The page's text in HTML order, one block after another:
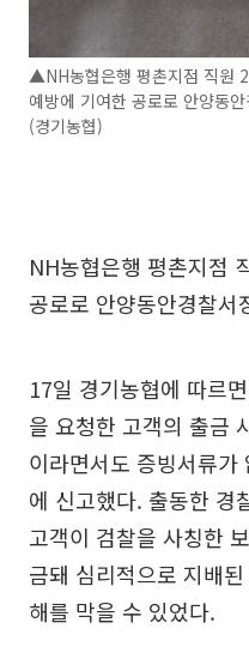
▲NH농협은행 평촌지점 직원
예방에 기여한 공로로 안양동
(경기농협)
NH농협은행 평촌지점
공로로 안양동안경찰서
17일 경기농협에 따르
을 요청한 고객의 출금
이라면서도 증빙서류
에 신고했다. 출동한 경
고객이 검찰을 사칭한
금돼 심리적으로 지배
해를 막을 수 있었다.